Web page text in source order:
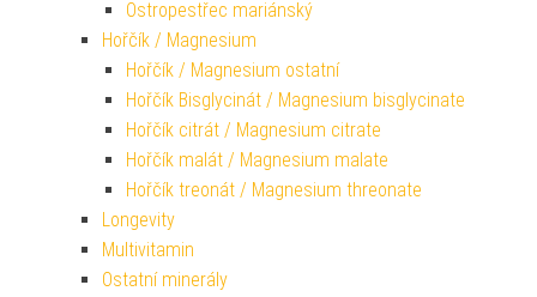
Ostropestřec mariánský
Hořčík / Magnesium
Hořčík / Magnesium ostatní
Hořčík Bisglycinát / Magnesium bisglycinate
Hořčík citrát / Magnesium citrate
Hořčík malát / Magnesium malate
Hořčík treonát / Magnesium threonate
Longevity
Multivitamin
Ostatní minerály